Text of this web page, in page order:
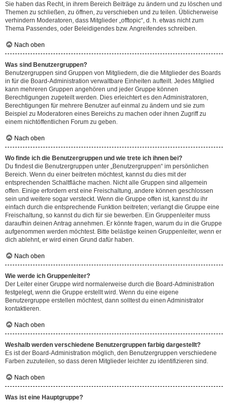
Sie haben das Recht, in ihrem Bereich Beiträge zu ändern und zu löschen und
Themen zu schließen, zu öffnen, zu verschieben und zu teilen. Üblicherweise
verhindern Moderatoren, dass Mitglieder „offtopic“, d. h. etwas nicht zum
Thema Passendes, oder Beleidigendes bzw. Angreifendes schreiben.
Nach oben
Was sind Benutzergruppen?
Benutzergruppen sind Gruppen von Mitgliedern, die die Mitglieder des Boards
in für die Board-Administration verwaltbare Einheiten aufteilt. Jedes Mitglied
kann mehreren Gruppen angehören und jeder Gruppe können
Berechtigungen zugeteilt werden. Dies erleichtert es den Administratoren,
Berechtigungen für mehrere Benutzer auf einmal zu ändern und sie zum
Beispiel zu Moderatoren eines Bereichs zu machen oder ihnen Zugriff zu
einem nichtöffentlichen Forum zu geben.
Nach oben
Wo finde ich die Benutzergruppen und wie trete ich ihnen bei?
Du findest die Benutzergruppen unter „Benutzergruppen“ im persönlichen
Bereich. Wenn du einer beitreten möchtest, kannst du dies mit der
entsprechenden Schaltfläche machen. Nicht alle Gruppen sind allgemein
offen. Einige erfordern erst eine Freischaltung, andere können geschlossen
sein und weitere sogar versteckt. Wenn die Gruppe offen ist, kannst du ihr
einfach durch die entsprechende Funktion beitreten; verlangt die Gruppe eine
Freischaltung, so kannst du dich für sie bewerben. Ein Gruppenleiter muss
daraufhin deinen Antrag annehmen. Er könnte fragen, warum du in die Gruppe
aufgenommen werden möchtest. Bitte belästige keinen Gruppenleiter, wenn er
dich ablehnt, er wird einen Grund dafür haben.
Nach oben
Wie werde ich Gruppenleiter?
Der Leiter einer Gruppe wird normalerweise durch die Board-Administration
festgelegt, wenn die Gruppe erstellt wird. Wenn du eine eigene
Benutzergruppe erstellen möchtest, dann solltest du einen Administrator
kontaktieren.
Nach oben
Weshalb werden verschiedene Benutzergruppen farbig dargestellt?
Es ist der Board-Administration möglich, den Benutzergruppen verschiedene
Farben zuzuteilen, so dass deren Mitglieder leichter zu identifizieren sind.
Nach oben
Was ist eine Hauptgruppe?